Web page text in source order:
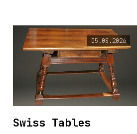
05.08.2026
Swiss Tables